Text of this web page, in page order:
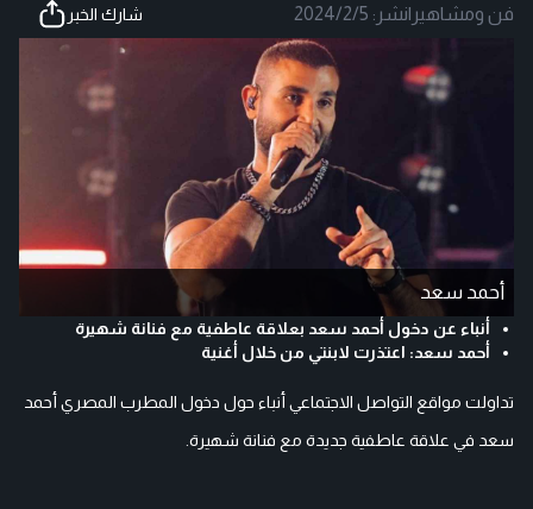
فن ومشاهير |نشر: 2024/2/5 شارك الخبر
أحمد سعد
أنباء عن دخول أحمد سعد بعلاقة عاطفية مع فنانة شهيرة
أحمد سعد: اعتذرت لابنتي من خلال أغنية
تداولت مواقع التواصل الاجتماعي أنباء حول دخول المطرب المصري أحمد
سعد في علاقة عاطفية جديدة مع فنانة شهيرة.